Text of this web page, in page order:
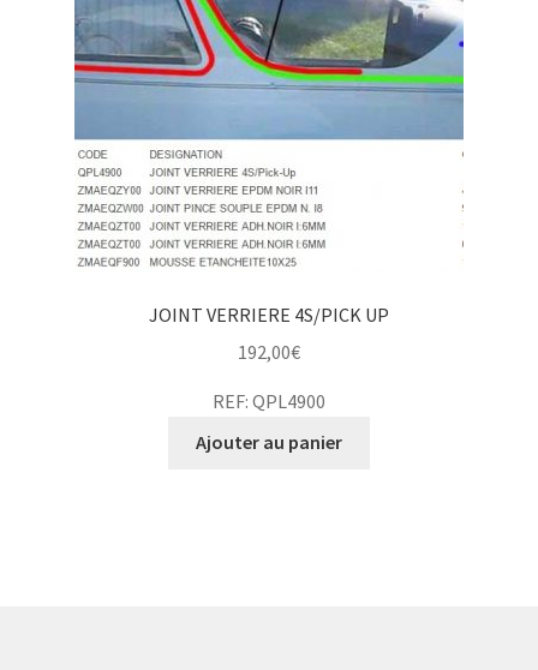
JOINT VERRIERE 4S/PICK UP
192,00€
REF: QPL4900
Ajouter au panier